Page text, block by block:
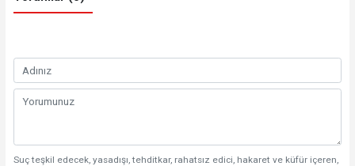
Suç teşkil edecek, yasadışı, tehditkar, rahatsız edici, hakaret ve küfür içeren,